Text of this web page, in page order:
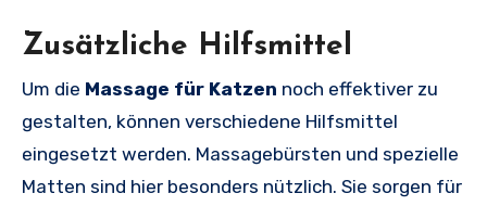
Zusätzliche Hilfsmittel
Um die Massage für Katzen noch effektiver zu
gestalten, können verschiedene Hilfsmittel
eingesetzt werden. Massagebürsten und spezielle
Matten sind hier besonders nützlich. Sie sorgen für